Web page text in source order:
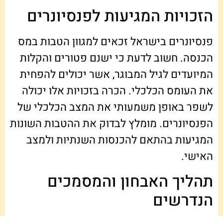
הזכויות המגיעות לפנסיונרים
פנסיונרים בישראל זכאים למגוון הטבות במס
הכנסה. חשוב לדעת כי ישנם פטורים והקלות
המיועדים לגיל המבוגר, אשר יכולים להפחית
את העומס הכלכלי. הכרה בזכויות אלו יכולה
לשפר באופן משמעותי את המצב הכלכלי של
הפנסיונרים. מומלץ לבדוק את ההטבות השונות
המגיעות בהתאם להכנסות השנתיות ולמצב
האישי.
תהליך האבחון והמסמכים
הנדרשים